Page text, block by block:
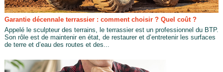
Garantie décennale terrassier : comment choisir ? Quel coût ?
Appelé le sculpteur des terrains, le terrassier est un professionnel du BTP.
Son rôle est de maintenir en état, de restaurer et d’entretenir les surfaces
de terre et d’eau des routes et des...